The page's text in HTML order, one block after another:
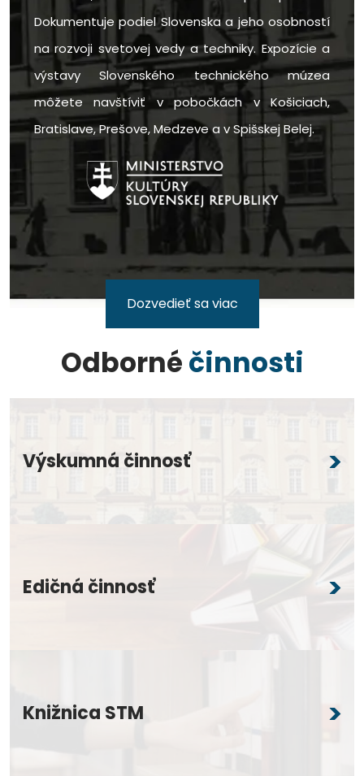
Dokumentuje podiel Slovenska a jeho osobností
na rozvoji svetovej vedy a techniky. Expozície a
výstavy Slovenského technického múzea
môžete navštíviť v pobočkách v Košiciach,
Bratislave, Prešove, Medzeve a v Spišskej Belej.
Dozvedieť sa viac
Odbornéčinnosti
Výskumná činnosť
Edičná činnosť
Knižnica STM